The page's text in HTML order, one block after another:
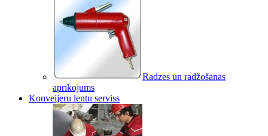
Radzes un radžošanas
aprīkojums
Konveijeru lentu serviss